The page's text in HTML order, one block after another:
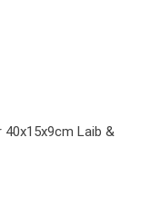
40x15x9cm Laib &